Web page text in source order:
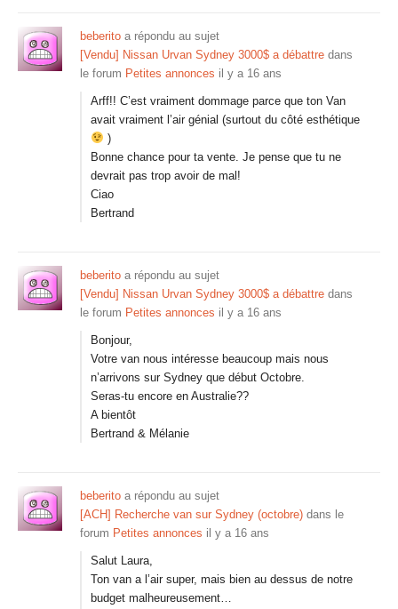
beberito a répondu au sujet
[Vendu] Nissan Urvan Sydney 3000$ a débattre dans
le forum Petites annonces il y a 16 ans
Arff!! C’est vraiment dommage parce que ton Van
avait vraiment l’air génial (surtout du côté esthétique
)
Bonne chance pour ta vente. Je pense que tu ne
devrait pas trop avoir de mal!
Ciao
Bertrand
beberito a répondu au sujet
[Vendu] Nissan Urvan Sydney 3000$ a débattre dans
le forum Petites annonces il y a 16 ans
Bonjour,
Votre van nous intéresse beaucoup mais nous
n’arrivons sur Sydney que début Octobre.
Seras-tu encore en Australie??
A bientôt
Bertrand & Mélanie
beberito a répondu au sujet
[ACH] Recherche van sur Sydney (octobre) dans le
forum Petites annonces il y a 16 ans
Salut Laura,
Ton van a l’air super, mais bien au dessus de notre
budget malheureusement…